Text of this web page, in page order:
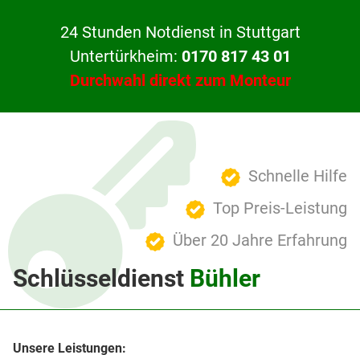
24 Stunden Notdienst in Stuttgart
Untertürkheim: 0170 817 43 01
Durchwahl direkt zum Monteur
Schnelle Hilfe
Top Preis-Leistung
Über 20 Jahre Erfahrung
Schlüsseldienst Bühler